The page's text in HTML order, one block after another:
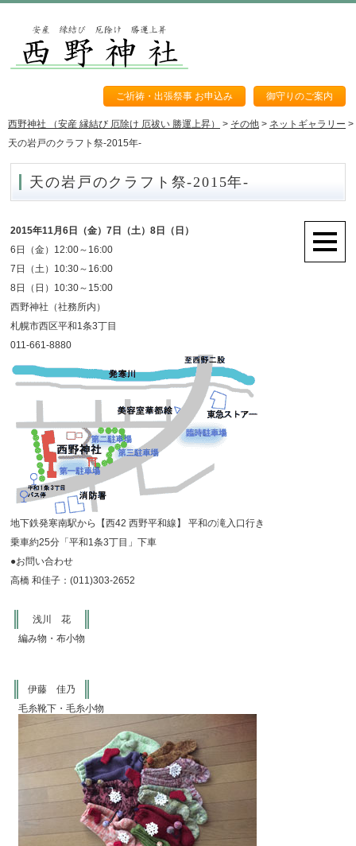
ご祈祷・出張祭事 お申込み 御守りのご案内
西野神社 （安産 縁結び 厄除け 厄祓い 勝運上昇） > その他 > ネットギャラリー >
天の岩戸のクラフト祭-2015年-
天の岩戸のクラフト祭-2015年-
2015年11月6日（金）7日（土）8日（日）
6日（金）12:00～16:00
7日（土）10:30～16:00
8日（日）10:30～15:00
西野神社（社務所内）
札幌市西区平和1条3丁目
011-661-8880
地下鉄発寒南駅から【西42 西野平和線】 平和の滝入口行き
乗車約25分「平和1条3丁目」下車
●お問い合わせ
高橋 和佳子：(011)303-2652
浅川 花
編み物・布小物
伊藤 佳乃
毛糸靴下・毛糸小物